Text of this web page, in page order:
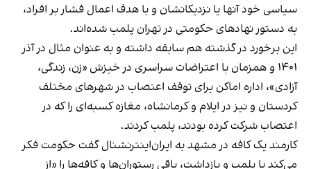
سیاسی خود آنها یا نزدیکانشان و با هدف اعمال فشار بر افراد،
به دستور نهادهای حکومتی در تهران پلمب شده‌اند.
این برخورد در گذشته هم سابقه داشته و به عنوان مثال در آذر
۱۴۰۱ و همزمان با اعتراضات سراسری در خیزش «زن، زندگی،
آزادی»، اداره اماکن برای توقف اعتصاب در شهرهای مختلف
کردستان و نیز در ایلام و کرمانشاه، مغازه کسبه‌ای را که در
اعتصاب شرکت کرده بودند، پلمب کردند.
کارمند یک کافه در مشهد به ایران‌اینترنشنال گفت حکومت فکر
می‌کند با پلمب و بازداشت، باقی رستوران‌ها و کافه‌ها را «از